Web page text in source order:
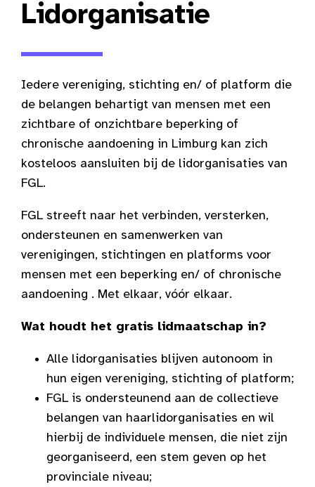
Lidorganisatie
Iedere vereniging, stichting en/ of platform die
de belangen behartigt van mensen met een
zichtbare of onzichtbare beperking of
chronische aandoening in Limburg kan zich
kosteloos aansluiten bij de lidorganisaties van
FGL.
FGL streeft naar het verbinden, versterken,
ondersteunen en samenwerken van
verenigingen, stichtingen en platforms voor
mensen met een beperking en/ of chronische
aandoening . Met elkaar, vóór elkaar.
Wat houdt het gratis lidmaatschap in?
Alle lidorganisaties blijven autonoom in
hun eigen vereniging, stichting of platform;
FGL is ondersteunend aan de collectieve
belangen van haarlidorganisaties en wil
hierbij de individuele mensen, die niet zijn
georganiseerd, een stem geven op het
provinciale niveau;